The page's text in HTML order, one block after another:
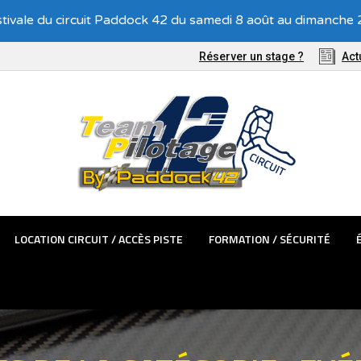
Réserver un stage ?
LOCATION CIRCUIT / ACCÈS PISTE FORMATION / SÉCURITÉ
du circuit Paddock 42 du samedi 8 août au dimanche
PASSAGER LOCATION CIRCUIT / ACCÈS PISTE